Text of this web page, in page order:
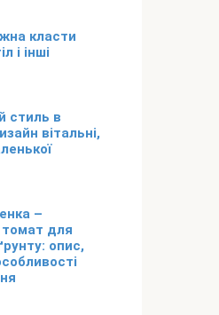
класти
і інші
стиль в
вітальні,
–
для
опис,